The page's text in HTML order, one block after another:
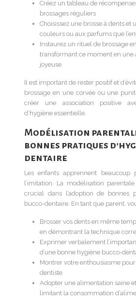
Créez un tableau de
brossages réguliers
Choisissez une brosse à dents et
couleurs ou aux parfums que
Instaurez un rituel de brossage
transformant ce moment en une
joyeuse
Il est important de rester positif et
brossage en une corvée ou une
créer une association positive
d’hygiène essentielle.
Modélisation
bonnes pratiques
dentaire
Les enfants apprennent beaucoup
l’imitation. La modélisation
crucial dans l’adoption de bonnes
bucco-dentaire. En tant que parent,
Brosser vos dents en même
en démontrant la technique
Exprimer verbalement
d’une bonne hygiène bucco-
Montrer votre enthousiasme
dentiste
Adopter une alimentation saine
limitant la consommation